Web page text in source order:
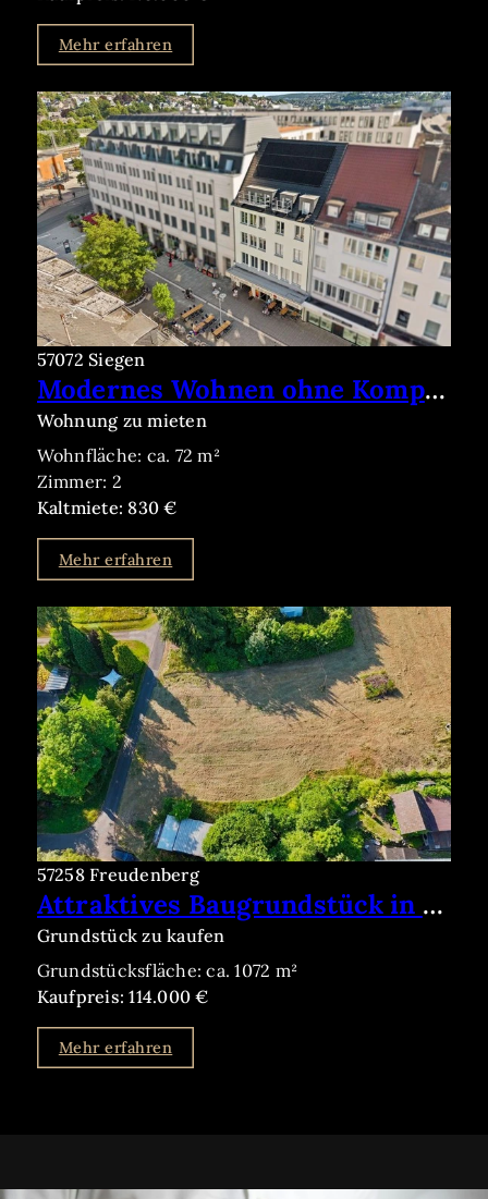
Mehr erfahren
57072 Siegen
Modernes Wohnen ohne Kompromisse – barrierearm, altersgerecht und sofort bezugsfrei
Wohnung zu mieten
Wohnfläche: ca. 72 m²
Zimmer: 2
Kaltmiete: 830 €
Mehr erfahren
57258 Freudenberg
Attraktives Baugrundstück in begehrter Lage von Freudenberg
Grundstück zu kaufen
Grundstücksfläche: ca. 1072 m²
Kaufpreis: 114.000 €
Mehr erfahren